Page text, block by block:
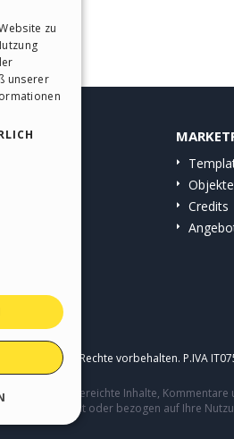
Objekte
Credits
s.r.l. Alle Rechte vorbehalten. P.IVA
Benutzern eingereichte Inhalte,
Verbindung mit oder bezogen auf Ihre
GERMAN
SPANISH
PORTUGUESE
zu
unserer